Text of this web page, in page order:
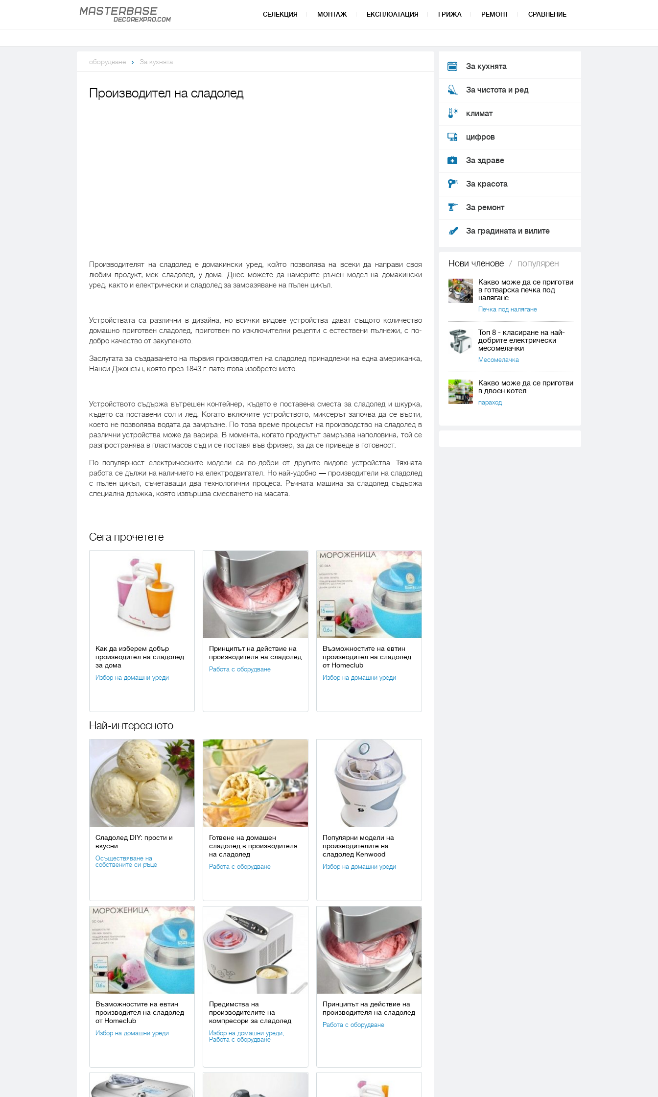
СЕЛЕКЦИЯ МОНТАЖ ЕКСПЛОАТАЦИЯ ГРИЖА РЕМОНТ СРАВНЕНИЕ
оборудване За кухнята
Производител на сладолед
Производителят на сладолед е домакински уред, който позволява на всеки да направи своя
любим продукт, мек сладолед, у дома. Днес можете да намерите ръчен модел на домакински
уред, както и електрически и сладолед за замразяване на пълен цикъл.
Устройствата са различни в дизайна, но всички видове устройства дават същото количество
домашно приготвен сладолед, приготвен по изключителни рецепти с естествени пълнежи, с по-
добро качество от закупеното.
Заслугата за създаването на първия производител на сладолед принадлежи на една американка,
Нанси Джонсън, която през 1843 г. патентова изобретението.
Устройството съдържа вътрешен контейнер, където е поставена сместа за сладолед и шкурка,
където са поставени сол и лед. Когато включите устройството, миксерът започва да се върти,
което не позволява водата да замръзне. По това време процесът на производство на сладолед в
различни устройства може да варира. В момента, когато продуктът замръзва наполовина, той се
разпространява в пластмасов съд и се поставя във фризер, за да се приведе в готовност.
По популярност електрическите модели са по-добри от другите видове устройства. Тяхната
работа се дължи на наличието на електродвигател. Но най-удобно —производители на сладолед
с пълен цикъл, съчетаващи два технологични процеса. Ръчната машина за сладолед съдържа
специална дръжка, която извършва смесването на масата.
Сега прочетете
Как да изберем добър
производител на сладолед
за дома
Избор на домашни уреди
Принципът на действие на
производителя на сладолед
Работа с оборудване
Възможностите на евтин
производител на сладолед
от Homeclub
Избор на домашни уреди
Най-интересното
Сладолед DIY: прости и
вкусни
Осъществяване на
собствените си ръце
Готвене на домашен
сладолед в производителя
на сладолед
Работа с оборудване
Популярни модели на
производителите на
сладолед Kenwood
Избор на домашни уреди
Възможностите на евтин
производител на сладолед
от Homeclub
Избор на домашни уреди
Предимства на
производителите на
компресори за сладолед
Избор на домашни уреди
Работа с оборудване
Принципът на действие на
производителя на сладолед
Работа с оборудване
За кухнята
За чистота и ред
климат
цифров
За здраве
За красота
За ремонт
За градината и вилите
Нови членове / популярен
Какво може да се приготви
в готварска печка под
налягане
Печка под налягане
Топ 8 - класиране на най-
добрите електрически
месомелачки
Месомелачка
Какво може да се приготви
в двоен котел
параход